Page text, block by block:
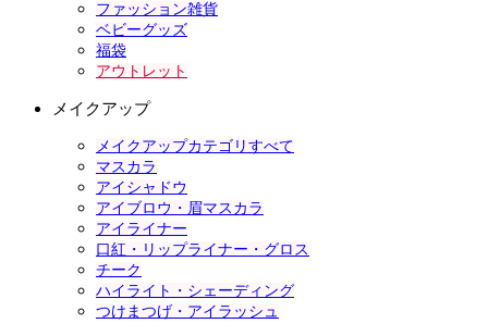
ファッション雑貨
ベビーグッズ
福袋
アウトレット
メイクアップ
メイクアップカテゴリすべて
マスカラ
アイシャドウ
アイブロウ・眉マスカラ
アイライナー
口紅・リップライナー・グロス
チーク
ハイライト・シェーディング
つけまつげ・アイラッシュ